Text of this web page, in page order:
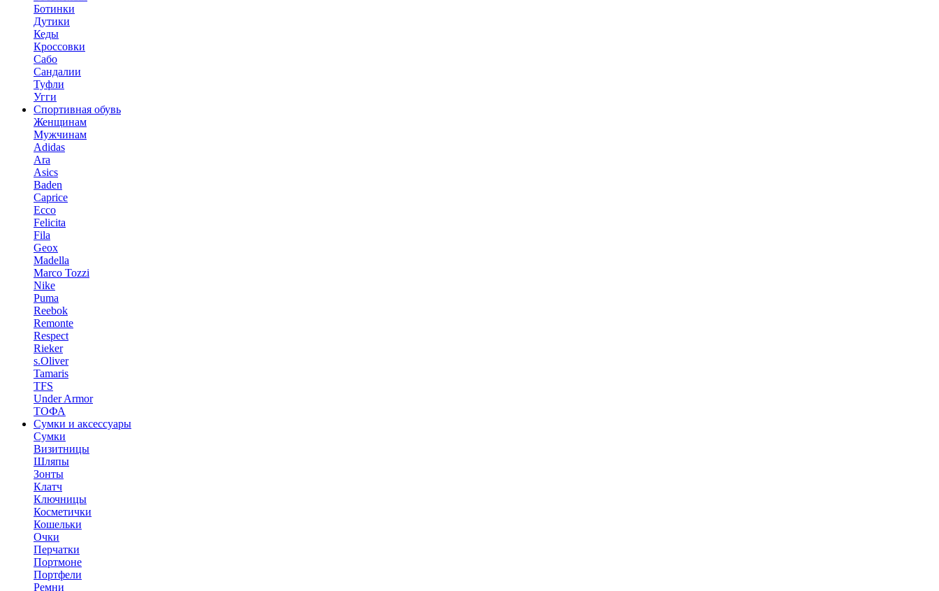
Ботинки
Дутики
Кеды
Кроссовки
Сабо
Сандалии
Туфли
Угги
Спортивная обувь
Женщинам
Мужчинам
Adidas
Ara
Asics
Baden
Caprice
Ecco
Felicita
Fila
Geox
Madella
Marco Tozzi
Nike
Puma
Reebok
Remonte
Respect
Rieker
s.Oliver
Tamaris
TFS
Under Armor
ТОФА
Сумки и аксессуары
Сумки
Визитницы
Шляпы
Зонты
Клатч
Ключницы
Косметички
Кошельки
Очки
Перчатки
Портмоне
Портфели
Ремни